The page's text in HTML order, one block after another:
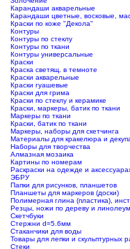
Карандаши акварельные
Карандаши цветные, восковые,
Краски по коже "Декола"
Контуры
Контуры по стеклу
Контуры по ткани
Контуры универсальные
Краски
Краска светящ. в темноте
Краски акварельные
Краски гуашевые
Краски для грима
Краски по стеклу и керамике
Краски, маркеры, батик по ткани
Маркеры по ткани
Краски, батик по ткани
Маркеры, наборы для скетчинга
Материалы для кракелюра и
Наборы для творчества
Алмазная мозаика
Картины по номерам
Раскраски на одежде и
ЭБРУ
Папки для рисунков, планшетов
Планшеты для маркеров (доски)
Полимерная глина (пластика),
Резцы, ножи по дереву и
Скетчбуки
Стержни d=5.6мм
Стаканчики для воды
Товары для лепки и скульптурных
Стеки